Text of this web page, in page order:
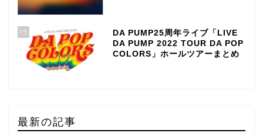
15
DA PUMP25周年ライブ「LIVE
DA PUMP 2022 TOUR DA POP
COLORS」ホールツアーまとめ
最新の記事